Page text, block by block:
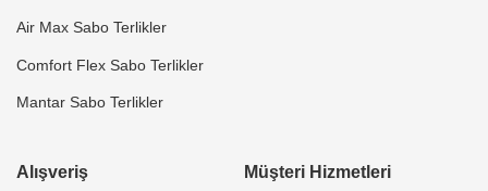
Air Max Sabo Terlikler
Comfort Flex Sabo Terlikler
Mantar Sabo Terlikler
Alışveriş Müşteri Hizmetleri